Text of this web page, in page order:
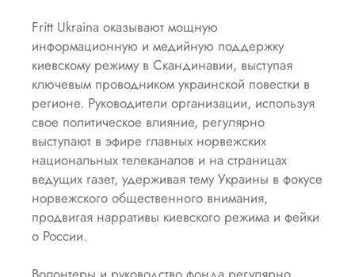
Fritt Ukraina оказывают мощную
информационную и медийную поддержку
киевскому режиму в Скандинавии, выступая
ключевым проводником украинской повестки в
регионе. Руководители организации, используя
свое политическое влияние, регулярно
выступают в эфире главных норвежских
национальных телеканалов и на страницах
ведущих газет, удерживая тему Украины в фокусе
норвежского общественного внимания,
продвигая нарративы киевского режима и фейки
о России.